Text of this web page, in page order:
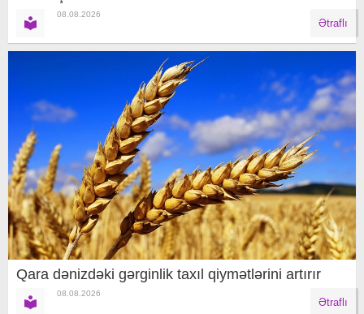
08.08.2026
Ətraflı
Qara dənizdəki gərginlik taxıl qiymətlərini artırır
08.08.2026
Ətraflı